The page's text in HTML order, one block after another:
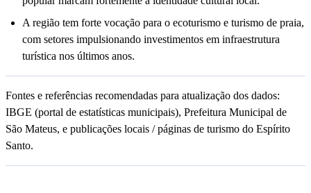
A região tem forte vocação para o ecoturismo e turismo de praia,
com setores impulsionando investimentos em infraestrutura
turística nos últimos anos.
Fontes e referências recomendadas para atualização dos dados:
IBGE (portal de estatísticas municipais), Prefeitura Municipal de
São Mateus, e publicações locais / páginas de turismo do Espírito
Santo.